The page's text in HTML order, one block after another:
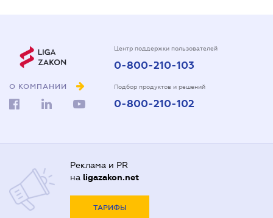
О КОМПАНИИ
Центр поддержки пользователей
0-800-210-103
Подбор продуктов и решений
0-800-210-102
Реклама и PR
на ligazakon.net
ТАРИФЫ